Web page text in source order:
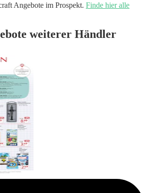
Angebote im Prospekt. Finde hier alle
weiterer Händler